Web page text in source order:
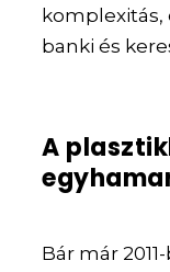
komplexitás,
banki és
A
Bár már